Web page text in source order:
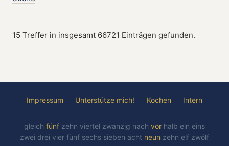
15 Treffer in insgesamt 66721 Einträgen gefunden.
Impressum Unterstütze mich! Kochen Intern
gleich fünf zehn viertel zwanzig nach vor halb ein eins
zwei drei vier fünf sechs sieben acht neun zehn elf zwölf